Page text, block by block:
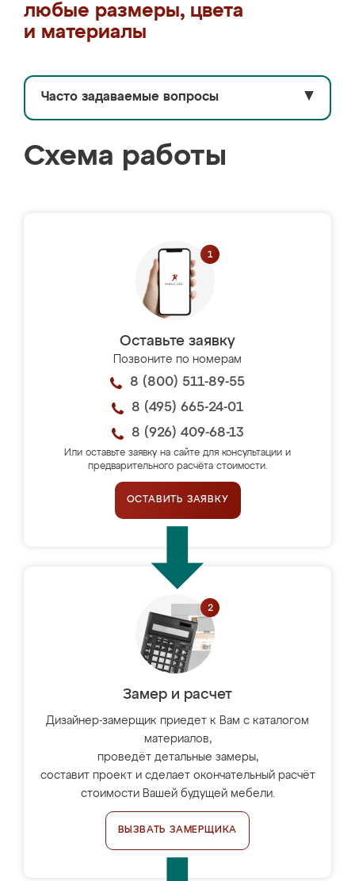
любые размеры, цвета
и материалы
Часто задаваемые вопросы ▼
Схема работы
Оставьте заявку
Позвоните по номерам
8 (800) 511-89-55
8 (495) 665-24-01
8 (926) 409-68-13
Или оставьте заявку на сайте для консультации и
предварительного расчёта стоимости.
ОСТАВИТЬ ЗАЯВКУ
Замер и расчет
Дизайнер-замерщик приедет к Вам с каталогом
материалов,
проведёт детальные замеры,
составит проект и сделает окончательный расчёт
стоимости Вашей будущей мебели.
ВЫЗВАТЬ ЗАМЕРЩИКА